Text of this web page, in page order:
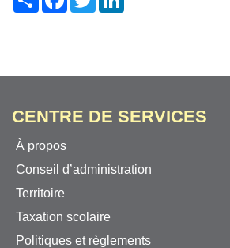
CENTRE DE SERVICES
À propos
Conseil d’administration
Territoire
Taxation scolaire
Politiques et règlements